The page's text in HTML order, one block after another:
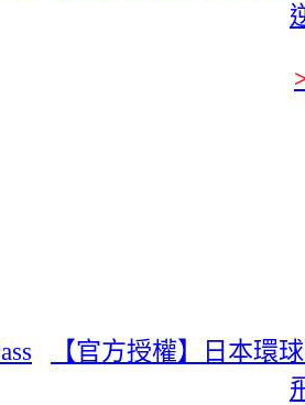
【官方授權】日本環